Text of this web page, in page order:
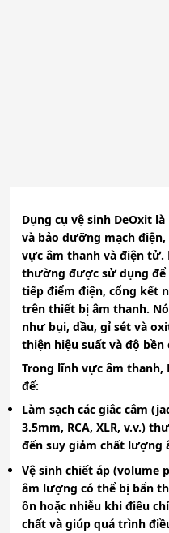
Dụng cụ vệ sinh DeOxit
và bảo dưỡng mạch
vực âm thanh và điện tử.
thường được sử dụng để
tiếp điểm điện, cổng kết
trên thiết bị âm thanh.
như bụi, dầu, gỉ sét và
thiện hiệu suất và độ bền
Trong lĩnh vực âm
để:
Làm sạch các giắc cắm
3.5mm, RCA, XLR, v.v.)
đến suy giảm chất lượng
Vệ sinh chiết áp (volume
âm lượng có thể bị bẩn
ồn hoặc nhiễu khi điều
chất và giúp quá trình